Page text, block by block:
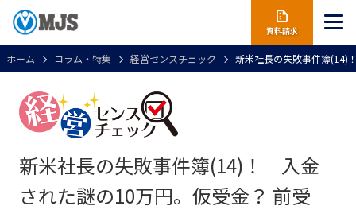
資料請求
ホーム コラム・特集 経営センスチェック 新米社長の失敗事件簿(14)
新米社長の失敗事件簿(14)！ 入金
された謎の10万円。仮受金？ 前受